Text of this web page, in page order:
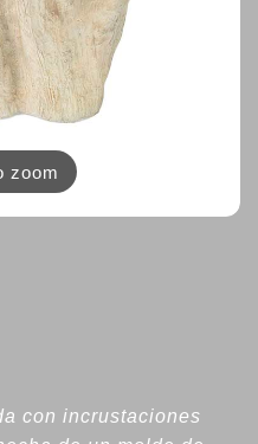
zoom
con incrustaciones